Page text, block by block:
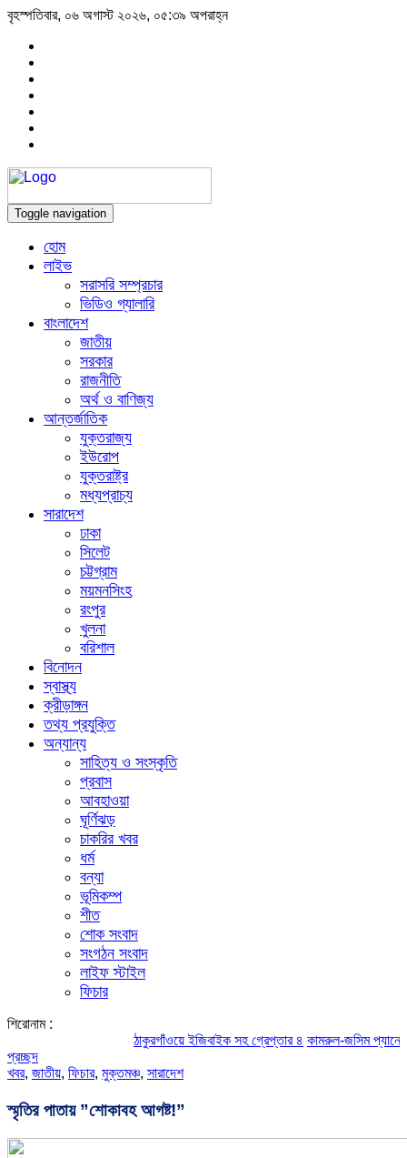
বৃহস্পতিবার, ০৬ অগাস্ট ২০২৬, ০৫:৩৯ অপরাহ্ন
Toggle navigation
হোম
লাইভ
সরাসরি সম্প্রচার
ভিডিও গ্যালারি
বাংলাদেশ
জাতীয়
সরকার
রাজনীতি
অর্থ ও বাণিজ্য
আন্তর্জাতিক
যুক্তরাজ্য
ইউরোপ
যুক্তরাষ্ট্র
মধ্যপ্রাচ্য
সারাদেশ
ঢাকা
সিলেট
চট্টগ্রাম
ময়মনসিংহ
রংপুর
খুলনা
বরিশাল
বিনোদন
স্বাস্থ্য
ক্রীড়াঙ্গন
তথ্য প্রযুক্তি
অন্যান্য
সাহিত্য ও সংস্কৃতি
প্রবাস
আবহাওয়া
ঘূর্ণিঝড়
চাকরির খবর
ধর্ম
বন্যা
ভূমিকম্প
শীত
শোক সংবাদ
সংগঠন সংবাদ
লাইফ স্টাইল
ফিচার
শিরোনাম :
ঠাকুরগাঁওয়ে ইজিবাইক সহ গ্রেপ্তার ৪ কামরুল-জসিম প্যানেলের
প্রচ্ছদ
খবর, জাতীয়, ফিচার, মুক্তমঞ্চ, সারাদেশ
স্মৃতির পাতায় ”শোকাবহ আগষ্ট!”